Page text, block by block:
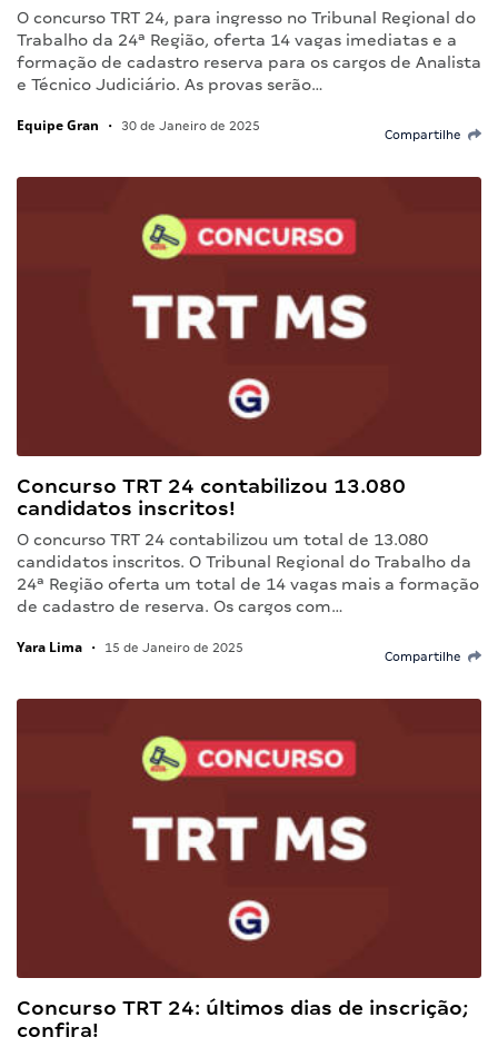
O concurso TRT 24, para ingresso no Tribunal Regional do
Trabalho da 24ª Região, oferta 14 vagas imediatas e a
formação de cadastro reserva para os cargos de Analista
e Técnico Judiciário. As provas serão…
Equipe Gran • 30 de Janeiro de 2025
Compartilhe
Concurso TRT 24 contabilizou 13.080
candidatos inscritos!
O concurso TRT 24 contabilizou um total de 13.080
candidatos inscritos. O Tribunal Regional do Trabalho da
24ª Região oferta um total de 14 vagas mais a formação
de cadastro de reserva. Os cargos com…
Yara Lima • 15 de Janeiro de 2025
Compartilhe
Concurso TRT 24: últimos dias de inscrição;
confira!